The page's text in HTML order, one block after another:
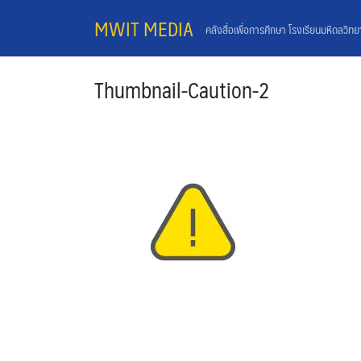
MWIT MEDIA คลังสื่อเพื่อการศึกษา โรงเรียนมหิดลวิ
Thumbnail-Caution-2